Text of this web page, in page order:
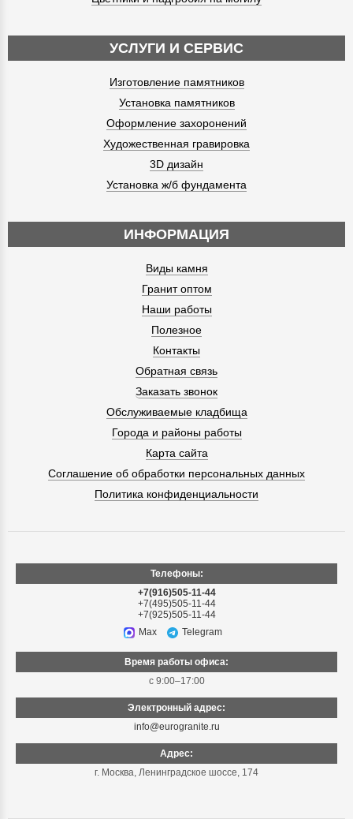
УСЛУГИ И СЕРВИС
Изготовление памятников
Установка памятников
Оформление захоронений
Художественная гравировка
3D дизайн
Установка ж/б фундамента
ИНФОРМАЦИЯ
Виды камня
Гранит оптом
Наши работы
Полезное
Контакты
Обратная связь
Заказать звонок
Обслуживаемые кладбища
Города и районы работы
Карта сайта
Соглашение об обработки персональных данных
Политика конфиденциальности
Телефоны:
+7(916)505-11-44
+7(495)505-11-44
+7(925)505-11-44
Max
Telegram
Время работы офиса:
с 9:00–17:00
Электронный адрес:
info@eurogranite.ru
Адрес:
г. Москва, Ленинградское шоссе, 174